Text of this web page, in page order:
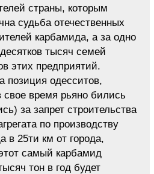
страны, которым
судьба отечественных
карбамида, а за одно
тысяч семей
этих предприятий.
позиция одесситов,
свое время рьяно бились
за запрет строительства
по производству
в 25ти км от города,
самый карбамид
тон в год будет